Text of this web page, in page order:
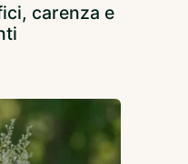
carenza e